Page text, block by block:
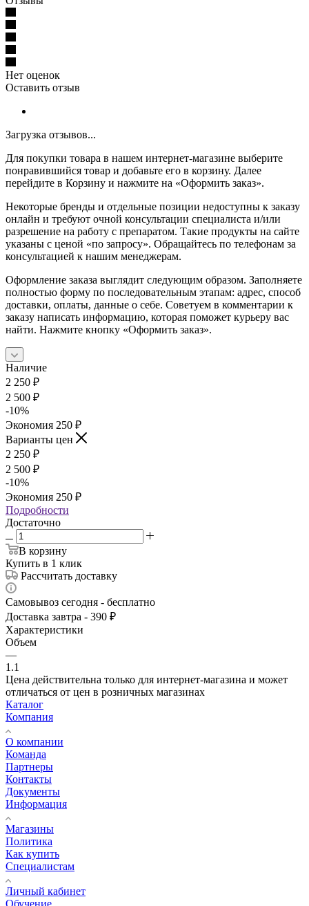
Нет оценок
Оставить отзыв
Загрузка отзывов...
Для покупки товара в нашем интернет-магазине выберите
понравившийся товар и добавьте его в корзину. Далее
перейдите в Корзину и нажмите на «Оформить заказ».
Некоторые бренды и отдельные позиции недоступны к заказу
онлайн и требуют очной консультации специалиста и/или
разрешение на работу с препаратом. Такие продукты на сайте
указаны с ценой «по запросу». Обращайтесь по телефонам за
консультацией к нашим менеджерам.
Оформление заказа выглядит следующим образом. Заполняете
полностью форму по последовательным этапам: адрес, способ
доставки, оплаты, данные о себе. Советуем в комментарии к
заказу написать информацию, которая поможет курьеру вас
найти. Нажмите кнопку «Оформить заказ».
Наличие
2 250 ₽
2 500 ₽
-10%
Экономия 250 ₽
Варианты цен
2 250 ₽
2 500 ₽
-10%
Экономия 250 ₽
Подробности
Достаточно
В корзину
Купить в 1 клик
Рассчитать доставку
Самовывоз сегодня - бесплатно
Доставка завтра - 390 ₽
Характеристики
Объем
—
1.1
Цена действительна только для интернет-магазина и может
отличаться от цен в розничных магазинах
Каталог
Компания
О компании
Команда
Партнеры
Контакты
Документы
Информация
Магазины
Политика
Как купить
Специалистам
Личный кабинет
Обучение